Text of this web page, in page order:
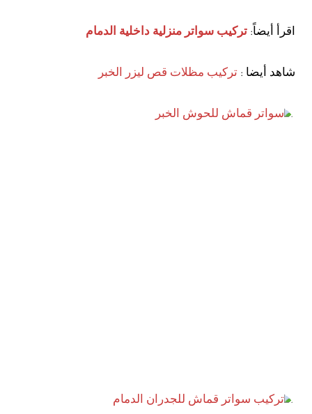
اقرأ أيضاً: تركيب سواتر منزلية داخلية الدمام
شاهد أيضا : تركيب مظلات قص ليزر الخبر